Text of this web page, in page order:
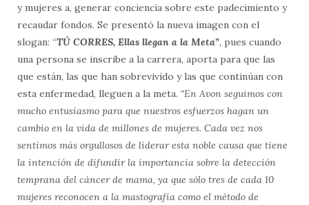
y mujeres a, generar conciencia sobre este padecimiento y
recaudar fondos. Se presentó la nueva imagen con el
slogan: “TÚ CORRES, Ellas llegan a la Meta”, pues cuando
una persona se inscribe a la carrera, aporta para que las
que están, las que han sobrevivido y las que continúan con
esta enfermedad, lleguen a la meta. “En Avon seguimos con
mucho entusiasmo para que nuestros esfuerzos hagan un
cambio en la vida de millones de mujeres. Cada vez nos
sentimos más orgullosos de liderar esta noble causa que tiene
la intención de difundir la importancia sobre la detección
temprana del cáncer de mama, ya que sólo tres de cada 10
mujeres reconocen a la mastografía como el método de